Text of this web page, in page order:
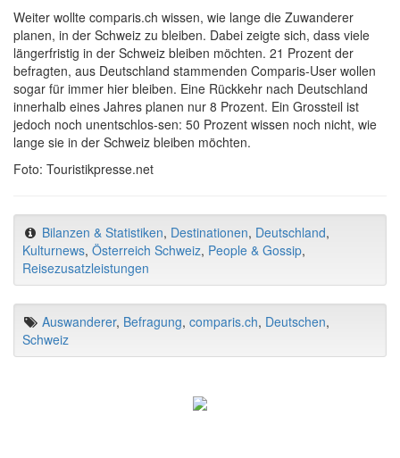
Weiter wollte comparis.ch wissen, wie lange die Zuwanderer
planen, in der Schweiz zu bleiben. Dabei zeigte sich, dass viele
längerfristig in der Schweiz bleiben möchten. 21 Prozent der
befragten, aus Deutschland stammenden Comparis-User wollen
sogar für immer hier bleiben. Eine Rückkehr nach Deutschland
innerhalb eines Jahres planen nur 8 Prozent. Ein Grossteil ist
jedoch noch unentschlos-sen: 50 Prozent wissen noch nicht, wie
lange sie in der Schweiz bleiben möchten.
Foto: Touristikpresse.net
Bilanzen & Statistiken, Destinationen, Deutschland,
Kulturnews, Österreich Schweiz, People & Gossip,
Reisezusatzleistungen
Auswanderer, Befragung, comparis.ch, Deutschen,
Schweiz